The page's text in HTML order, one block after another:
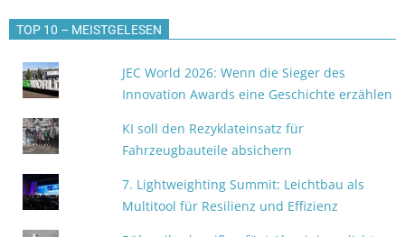
TOP 10 – MEISTGELESEN
JEC World 2026: Wenn die Sieger des
Innovation Awards eine Geschichte erzählen
KI soll den Rezyklateinsatz für
Fahrzeugbauteile absichern
7. Lightweighting Summit: Leichtbau als
Multitool für Resilienz und Effizienz